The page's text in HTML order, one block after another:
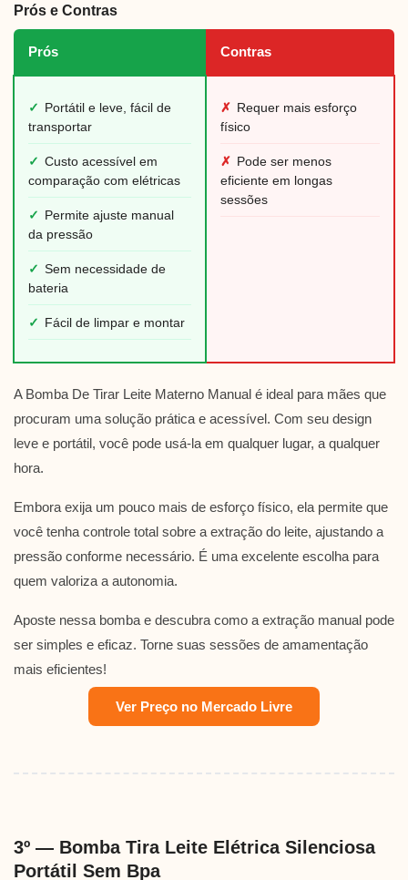
Prós e Contras
Prós Contras
✓
Portátil e leve, fácil de
transportar
✓ Custo acessível em
comparação com elétricas
✓
Permite ajuste manual
da pressão
✓ Sem necessidade de
bateria
✓ Fácil de limpar e montar
✗ Requer mais esforço
físico
✗ Pode ser menos
eficiente em longas
sessões
A Bomba De Tirar Leite Materno Manual é ideal para mães que
procuram uma solução prática e acessível. Com seu design
leve e portátil, você pode usá-la em qualquer lugar, a qualquer
hora.
Embora exija um pouco mais de esforço físico, ela permite que
você tenha controle total sobre a extração do leite, ajustando a
pressão conforme necessário. É uma excelente escolha para
quem valoriza a autonomia.
Aposte nessa bomba e descubra como a extração manual pode
ser simples e eficaz. Torne suas sessões de amamentação
mais eficientes!
Ver Preço no Mercado Livre
3º — Bomba Tira Leite Elétrica Silenciosa
Portátil Sem Bpa